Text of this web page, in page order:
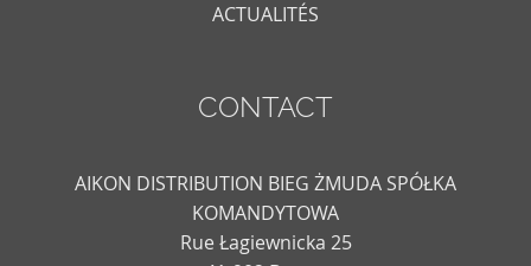
ACTUALITÉS
CONTACT
AIKON DISTRIBUTION BIEG ŻMUDA SPÓŁKA
KOMANDYTOWA
Rue Łagiewnicka 25